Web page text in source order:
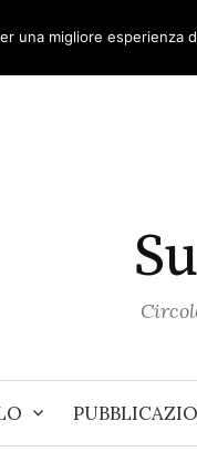
una migliore esperienza